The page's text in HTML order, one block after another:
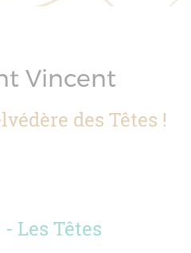
Vincent
des Têtes !
Les Têtes